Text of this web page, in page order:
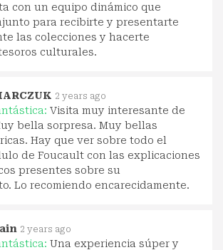
con un equipo dinámico que
para recibirte y presentarte
las colecciones y hacerte
culturales.
2 years ago
Visita muy interesante de
bella sorpresa. Muy bellas
Hay que ver sobre todo el
de Foucault con las explicaciones
presentes sobre su
Lo recomiendo encarecidamente.
2 years ago
Una experiencia súper y